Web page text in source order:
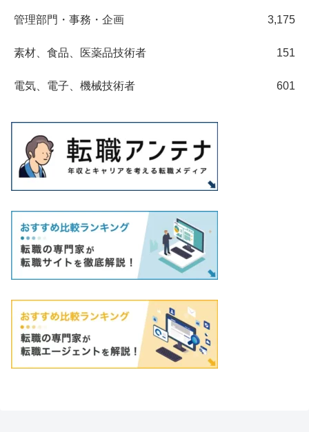
管理部門・事務・企画 3,175
素材、食品、医薬品技術者 151
電気、電子、機械技術者 601